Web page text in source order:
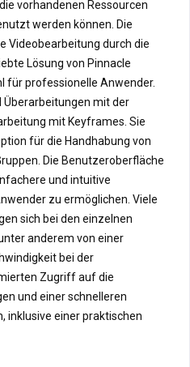
vorhandenen Ressourcen
werden können. Die
Videobearbeitung durch die
Lösung von Pinnacle
für professionelle Anwender.
Überarbeitungen mit der
mit Keyframes. Sie
für die Handhabung von
Die Benutzeroberfläche
und intuitive
zu ermöglichen. Viele
sich bei den einzelnen
anderem von einer
bei der
Zugriff auf die
und einer schnelleren
inklusive einer praktischen